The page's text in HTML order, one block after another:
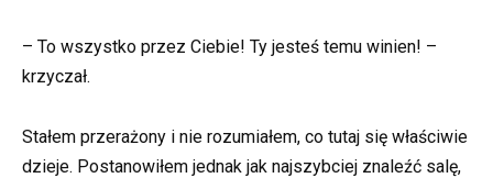
– To wszystko przez Ciebie! Ty jesteś temu winien! –
krzyczał.
Stałem przerażony i nie rozumiałem, co tutaj się właściwie
dzieje. Postanowiłem jednak jak najszybciej znaleźć salę,